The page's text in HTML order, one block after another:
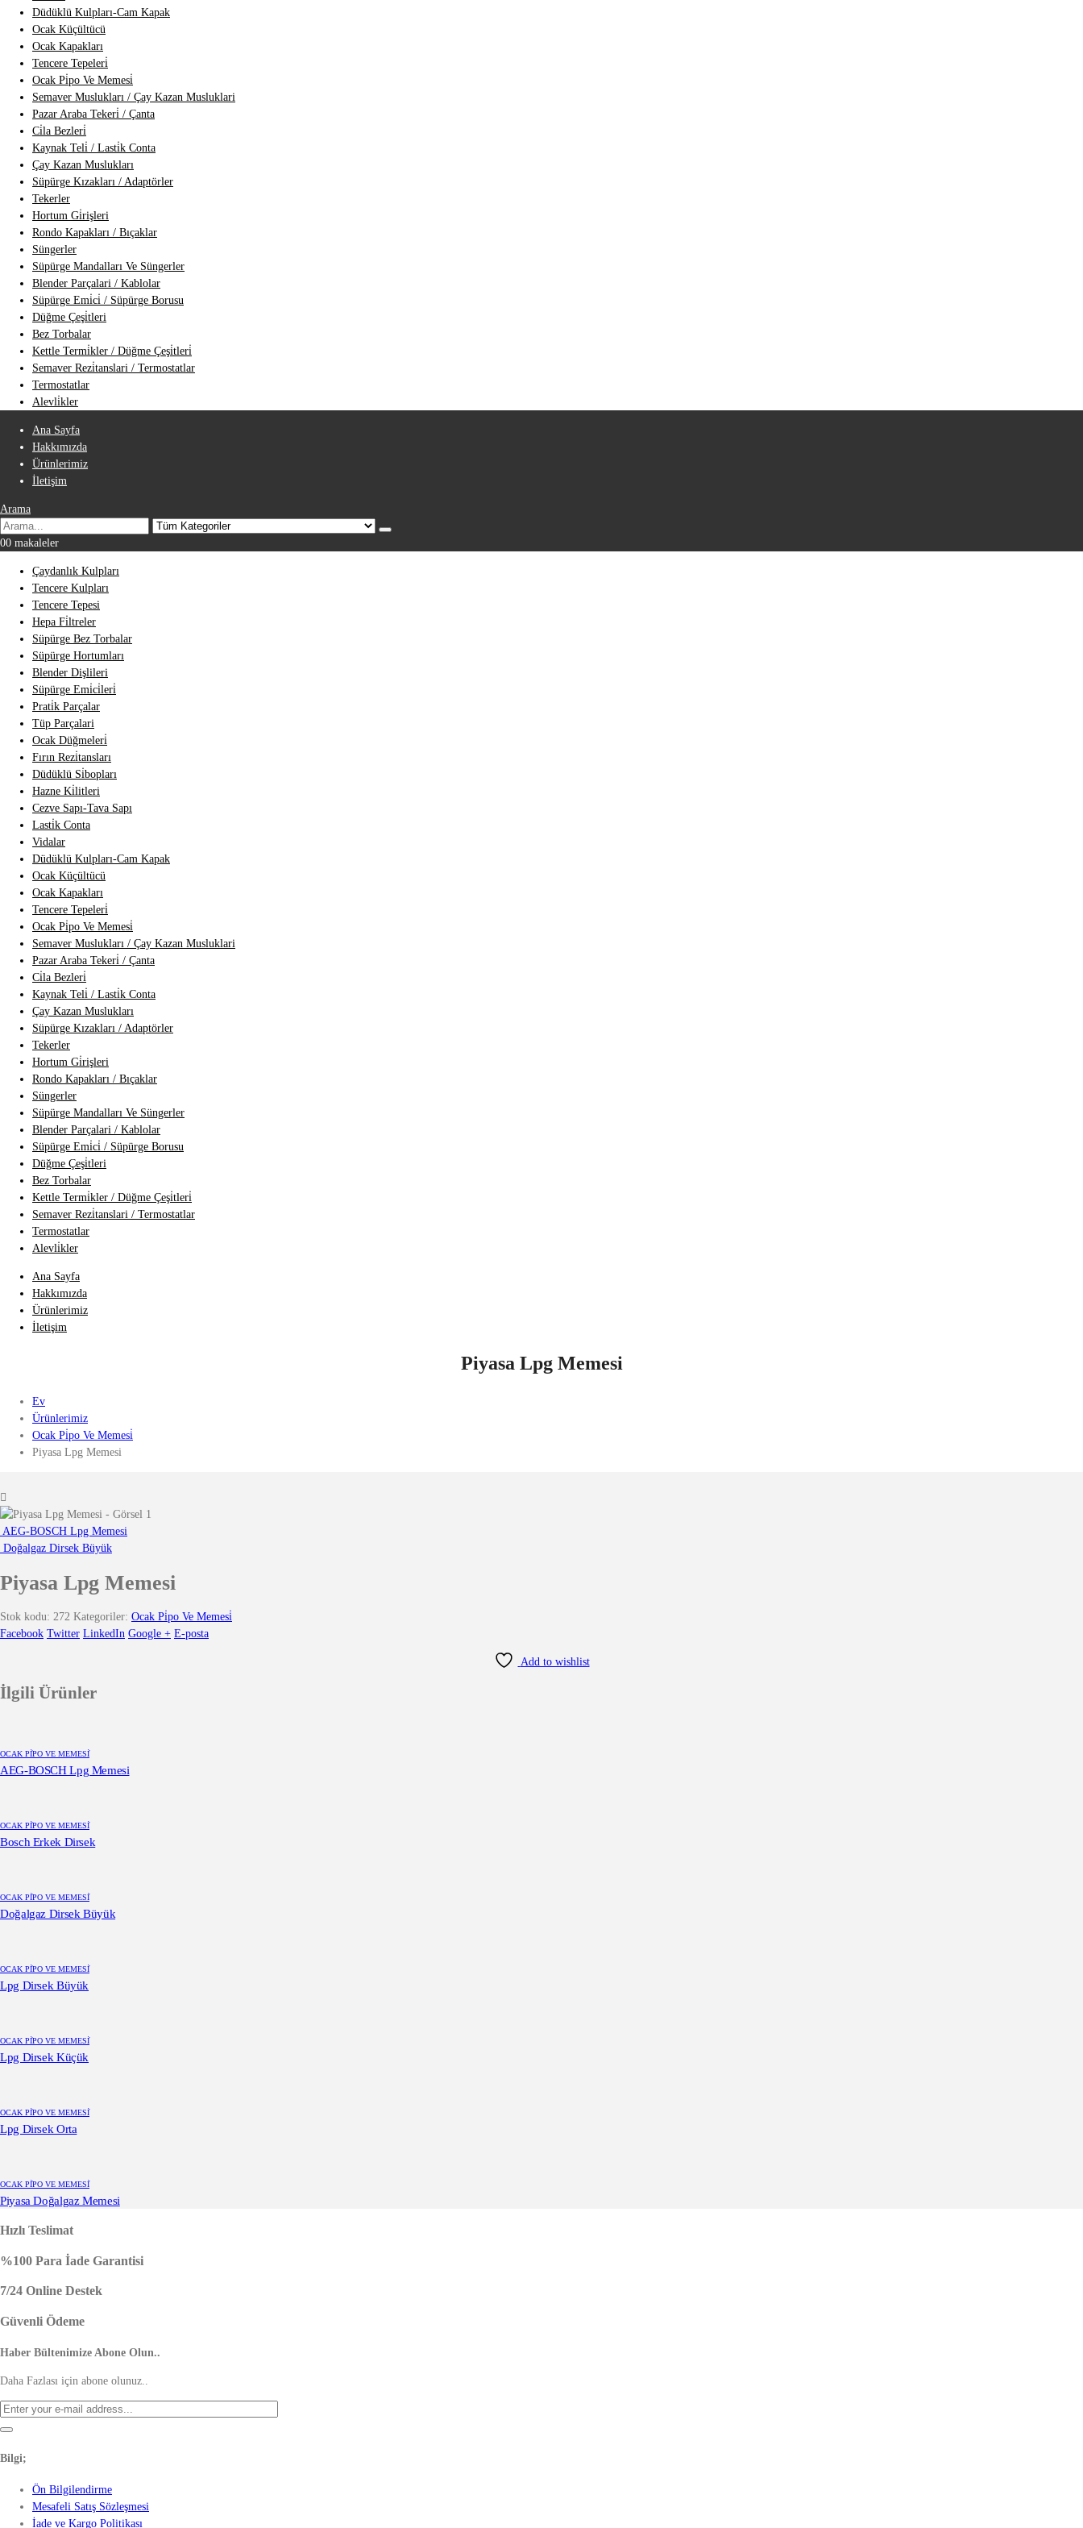
Düdüklü Kulpları-Cam Kapak
Ocak Küçültücü
Ocak Kapakları
Tencere Tepeleri̇
Ocak Pi̇po Ve Memesi̇
Semaver Muslukları / Çay Kazan Musluklari
Pazar Araba Tekeri̇ / Çanta
Ci̇la Bezleri̇
Kaynak Teli̇ / Lasti̇k Conta
Çay Kazan Muslukları
Süpürge Kızakları / Adaptörler
Tekerler
Hortum Gi̇rişleri
Rondo Kapakları / Bıçaklar
Süngerler
Süpürge Mandalları Ve Süngerler
Blender Parçalari / Kablolar
Süpürge Emi̇ci̇ / Süpürge Borusu
Düğme Çeşi̇tleri
Bez Torbalar
Kettle Termi̇kler / Düğme Çeşi̇tleri̇
Semaver Rezi̇tanslari / Termostatlar
Termostatlar
Alevli̇kler
Ana Sayfa
Hakkımızda
Ürünlerimiz
İletişim
Arama
00 makaleler
Çaydanlık Kulpları
Tencere Kulpları
Tencere Tepesi
Hepa Fi̇ltreler
Süpürge Bez Torbalar
Süpürge Hortumları
Blender Dişlileri
Süpürge Emi̇ci̇leri̇
Prati̇k Parçalar
Tüp Parçalari
Ocak Düğmeleri̇
Fırın Rezi̇tansları
Düdüklü Si̇bopları
Hazne Ki̇litleri
Cezve Sapı-Tava Sapı
Lasti̇k Conta
Vidalar
Düdüklü Kulpları-Cam Kapak
Ocak Küçültücü
Ocak Kapakları
Tencere Tepeleri̇
Ocak Pi̇po Ve Memesi̇
Semaver Muslukları / Çay Kazan Musluklari
Pazar Araba Tekeri̇ / Çanta
Ci̇la Bezleri̇
Kaynak Teli̇ / Lasti̇k Conta
Çay Kazan Muslukları
Süpürge Kızakları / Adaptörler
Tekerler
Hortum Gi̇rişleri
Rondo Kapakları / Bıçaklar
Süngerler
Süpürge Mandalları Ve Süngerler
Blender Parçalari / Kablolar
Süpürge Emi̇ci̇ / Süpürge Borusu
Düğme Çeşi̇tleri
Bez Torbalar
Kettle Termi̇kler / Düğme Çeşi̇tleri̇
Semaver Rezi̇tanslari / Termostatlar
Termostatlar
Alevli̇kler
Ana Sayfa
Hakkımızda
Ürünlerimiz
İletişim
Piyasa Lpg Memesi
Ev
Ürünlerimiz
Ocak Pi̇po Ve Memesi̇
Piyasa Lpg Memesi
AEG-BOSCH Lpg Memesi
Doğalgaz Dirsek Büyük
Piyasa Lpg Memesi
Stok kodu: 272 Kategoriler: Ocak Pi̇po Ve Memesi̇
Facebook Twitter LinkedIn Google + E-posta
Add to wishlist
İlgili Ürünler
OCAK PİPO VE MEMESİ
AEG-BOSCH Lpg Memesi
OCAK PİPO VE MEMESİ
Bosch Erkek Dirsek
OCAK PİPO VE MEMESİ
Doğalgaz Dirsek Büyük
OCAK PİPO VE MEMESİ
Lpg Dirsek Büyük
OCAK PİPO VE MEMESİ
Lpg Dirsek Küçük
OCAK PİPO VE MEMESİ
Lpg Dirsek Orta
OCAK PİPO VE MEMESİ
Piyasa Doğalgaz Memesi
Hızlı Teslimat
%100 Para İade Garantisi
7/24 Online Destek
Güvenli Ödeme
Haber Bültenimize Abone Olun..
Daha Fazlası için abone olunuz..
Bilgi;
Ön Bilgilendirme
Mesafeli Satış Sözleşmesi
İade ve Kargo Politikası